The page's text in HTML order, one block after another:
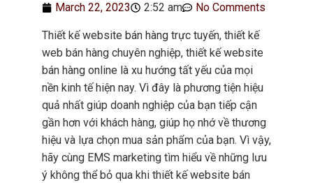
March 22, 2023
2:52 am No Comments
Thiết kế website bán hàng trực tuyến, thiết kế
web bán hàng chuyên nghiệp, thiết kế website
bán hàng online là xu hướng tất yếu của mọi
nền kinh tế hiện nay. Vì đây là phương tiện hiệu
quả nhất giúp doanh nghiệp của bạn tiếp cận
gần hơn với khách hàng, giúp họ nhớ về thương
hiệu và lựa chọn mua sản phẩm của bạn. Vì vậy,
hãy cùng EMS marketing tìm hiểu về những lưu
ý không thể bỏ qua khi thiết kế website bán